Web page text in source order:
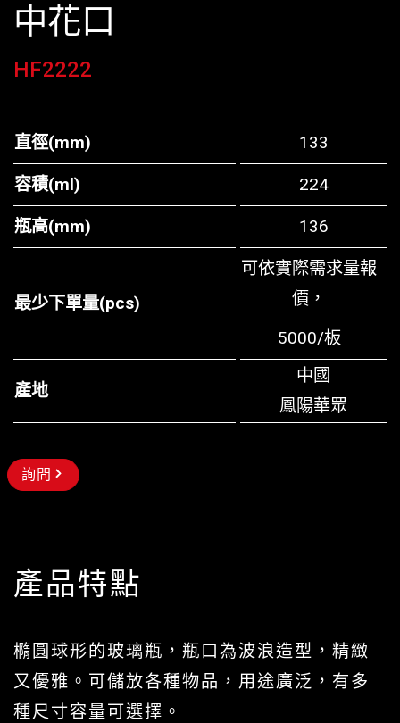
中花口
HF2222
直徑(mm) 133
容積(ml) 224
瓶高(mm) 136
最少下單量(pcs)
可依實際需求量報
價，
5000/板
產地
中國
鳳陽華眾
詢問
產品特點
橢圓球形的玻璃瓶，瓶口為波浪造型，精緻
又優雅。可儲放各種物品，用途廣泛，有多
種尺寸容量可選擇。